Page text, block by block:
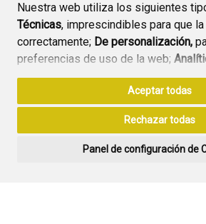
Nuestra web utiliza los siguientes
Técnicas, imprescindibles para que
correctamente; De personalización,
preferencias de uso de la web;
funcionamiento de la web y sus
Si acepta pulsando el botón“Aceptar
consideramos que acepta su uso. Si
ninguna acción, se guardarán las
Aceptar todas
Rechazar todas
Panel de configuración de